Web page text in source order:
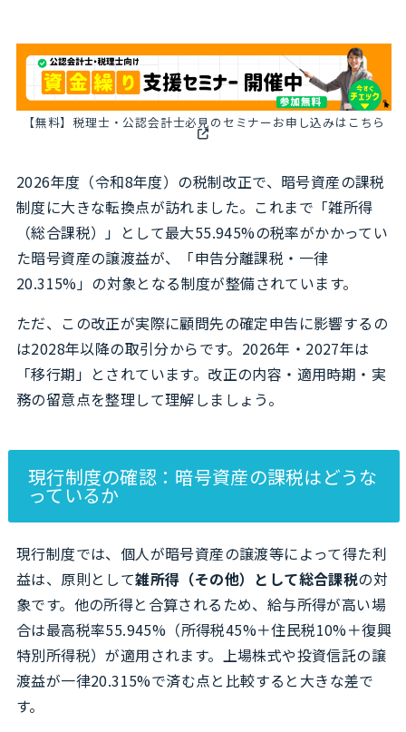
【無料】税理士・公認会計士必見のセミナーお申し込みはこちら
2026年度（令和8年度）の税制改正で、暗号資産の課税
制度に大きな転換点が訪れました。これまで「雑所得
（総合課税）」として最大55.945%の税率がかかってい
た暗号資産の譲渡益が、「申告分離課税・一律
20.315%」の対象となる制度が整備されています。
ただ、この改正が実際に顧問先の確定申告に影響するの
は2028年以降の取引分からです。2026年・2027年は
「移行期」とされています。改正の内容・適用時期・実
務の留意点を整理して理解しましょう。
現行制度の確認：暗号資産の課税はどうな
っているか
現行制度では、個人が暗号資産の譲渡等によって得た利
益は、原則として雑所得（その他）として総合課税の対
象です。他の所得と合算されるため、給与所得が高い場
合は最高税率55.945%（所得税45%＋住民税10%＋復興
特別所得税）が適用されます。上場株式や投資信託の譲
渡益が一律20.315%で済む点と比較すると大きな差で
す。